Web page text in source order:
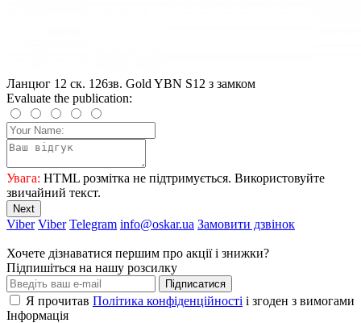
Ланцюг 12 ск. 126зв. Gold YBN S12 з замком
Evaluate the publication:
Увага: HTML розмітка не підтримується. Використовуйте
звичайний текст.
Next
Viber Viber Telegram info@oskar.ua Замовити дзвінок
Хочете дізнаватися першим про акції і знижки?
Підпишіться на нашу розсилку
Підписатися
Я прочитав Політика конфіденційності і згоден з вимогами
Інформація